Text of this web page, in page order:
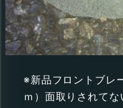
※新品フロントブレ
ｍ）面取りされてな